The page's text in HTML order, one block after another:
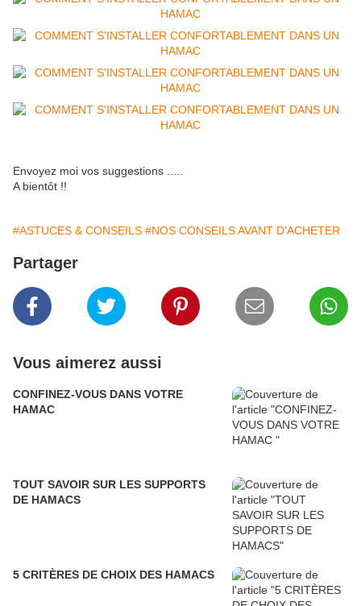
Envoyez moi vos suggestions .....
A bientôt !!
#ASTUCES & CONSEILS #NOS CONSEILS AVANT D'ACHETER
Partager
Vous aimerez aussi
CONFINEZ-VOUS DANS VOTRE
HAMAC
TOUT SAVOIR SUR LES SUPPORTS
DE HAMACS
5 CRITÈRES DE CHOIX DES HAMACS